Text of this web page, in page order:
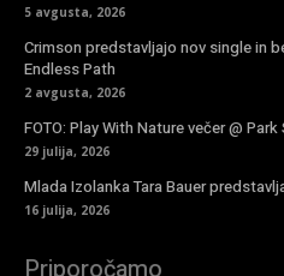
5 avgusta, 2026
Crimson predstavljajo nov single in
Endless Path
2 avgusta, 2026
FOTO: Play With Nature večer @
29 julija, 2026
Mlada Izolanka Tara Bauer
16 julija, 2026
Priporočamo